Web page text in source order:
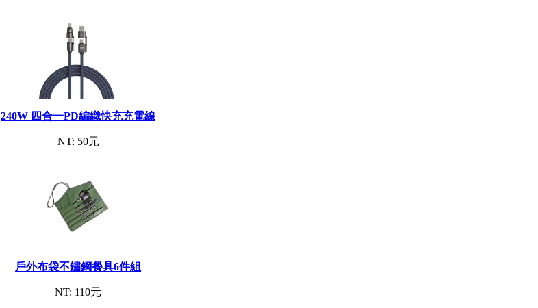
240W 四合一PD編織快充充電線
NT: 50元
戶外布袋不鏽鋼餐具6件組
NT: 110元